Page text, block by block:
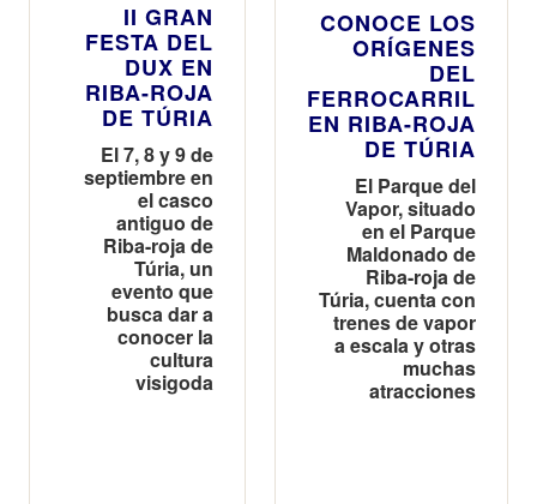
II GRAN
FESTA DEL
DUX EN
RIBA-ROJA
DE TÚRIA
El 7, 8 y 9 de
septiembre en
el casco
antiguo de
Riba-roja de
Túria, un
evento que
busca dar a
conocer la
cultura
visigoda
CONOCE LOS
ORÍGENES
DEL
FERROCARRIL
EN RIBA-ROJA
DE TÚRIA
El Parque del
Vapor, situado
en el Parque
Maldonado de
Riba-roja de
Túria, cuenta con
trenes de vapor
a escala y otras
muchas
atracciones